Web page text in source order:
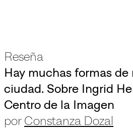
Reseña
Hay muchas formas
ciudad. Sobre Ingrid
Centro de la Imagen
por Constanza Dozal